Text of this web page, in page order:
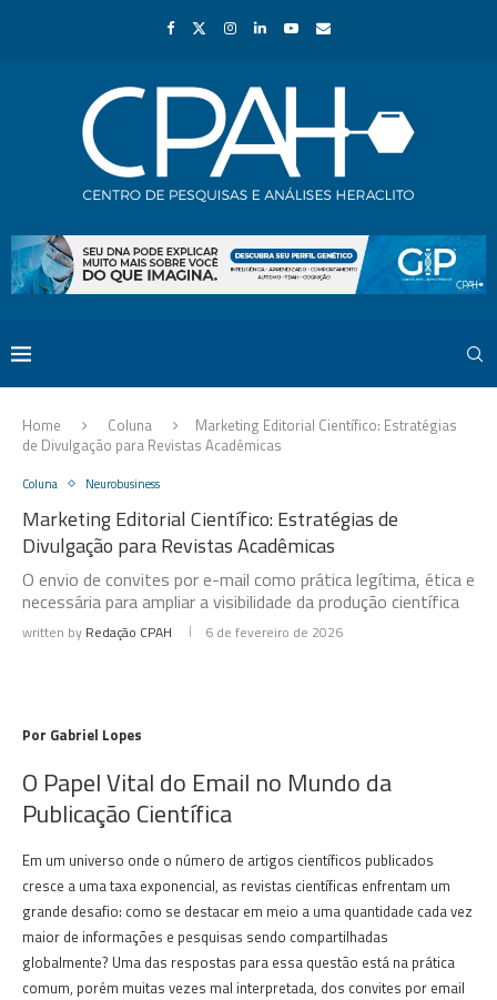
Home Coluna
Marketing Editorial Científico: Estratégias
de Divulgação para Revistas Acadêmicas
Coluna Neurobusiness
Marketing Editorial Científico: Estratégias de
Divulgação para Revistas Acadêmicas
O envio de convites por e-mail como prática legítima, ética e
necessária para ampliar a visibilidade da produção científica
written by Redação CPAH 6 de fevereiro de 2026
Por Gabriel Lopes
O Papel Vital do Email no Mundo da
Publicação Científica
Em um universo onde o número de artigos científicos publicados
cresce a uma taxa exponencial, as revistas científicas enfrentam um
grande desafio: como se destacar em meio a uma quantidade cada vez
maior de informações e pesquisas sendo compartilhadas
globalmente? Uma das respostas para essa questão está na prática
comum, porém muitas vezes mal interpretada, dos convites por email